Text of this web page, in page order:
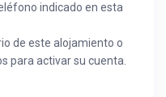
indicado en esta
de este alojamiento o
para activar su cuenta.